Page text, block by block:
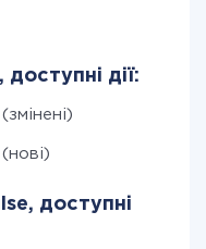
дії:
доступні